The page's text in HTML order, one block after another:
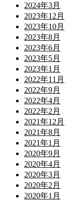
2024年3月
2023年12月
2023年10月
2023年8月
2023年6月
2023年5月
2023年1月
2022年11月
2022年9月
2022年4月
2022年2月
2021年12月
2021年8月
2021年1月
2020年9月
2020年4月
2020年3月
2020年2月
2020年1月